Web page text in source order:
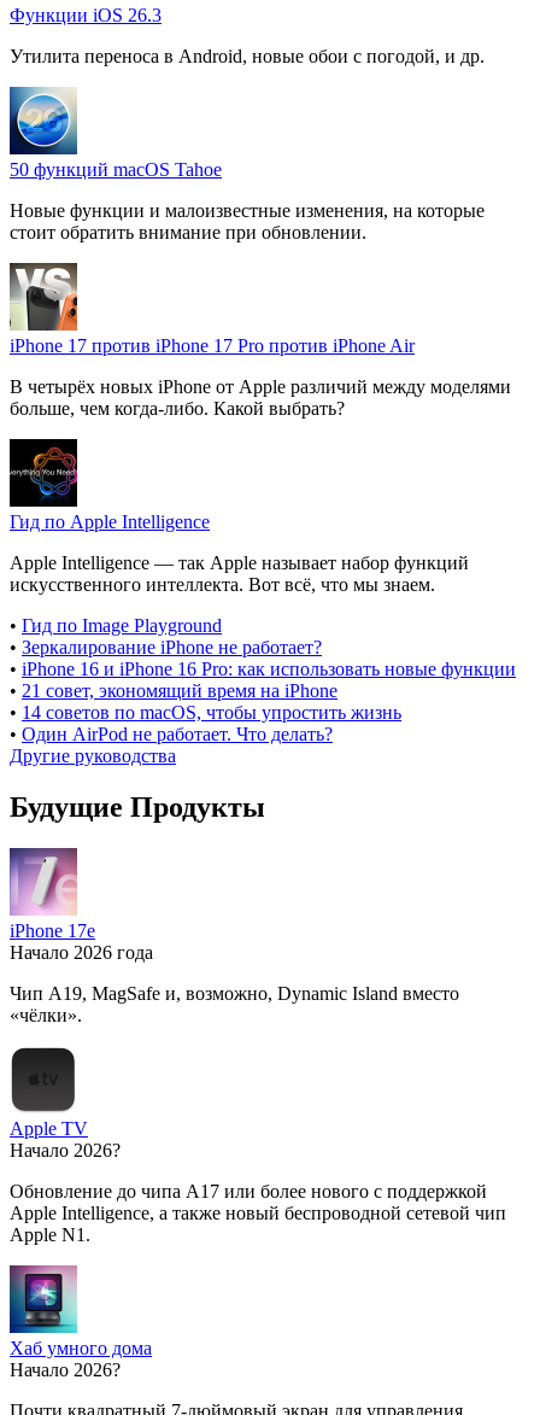
Функции iOS 26.3
Утилита переноса в Android, новые обои с погодой, и др.
50 функций macOS Tahoe
Новые функции и малоизвестные изменения, на которые
стоит обратить внимание при обновлении.
iPhone 17 против iPhone 17 Pro против iPhone Air
В четырёх новых iPhone от Apple различий между моделями
больше, чем когда-либо. Какой выбрать?
Гид по Apple Intelligence
Apple Intelligence — так Apple называет набор функций
искусственного интеллекта. Вот всё, что мы знаем.
• Гид по Image Playground
• Зеркалирование iPhone не работает?
• iPhone 16 и iPhone 16 Pro: как использовать новые функции
• 21 совет, экономящий время на iPhone
• 14 советов по macOS, чтобы упростить жизнь
• Один AirPod не работает. Что делать?
Другие руководства
Будущие Продукты
iPhone 17e
Начало 2026 года
Чип A19, MagSafe и, возможно, Dynamic Island вместо
«чёлки».
Apple TV
Начало 2026?
Обновление до чипа A17 или более нового с поддержкой
Apple Intelligence, а также новый беспроводной сетевой чип
Apple N1.
Хаб умного дома
Начало 2026?
Почти квадратный 7-дюймовый экран для управления